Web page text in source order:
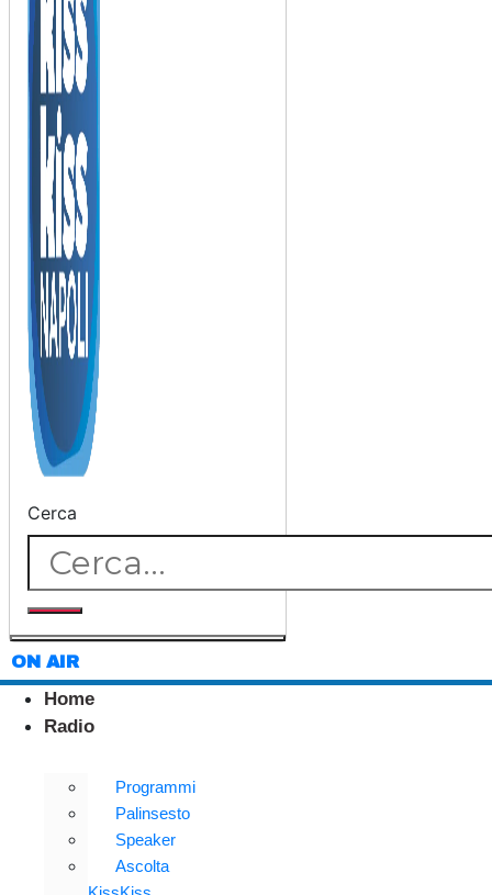
Cerca
ON AIR
Home
Radio
Programmi
Palinsesto
Speaker
Ascolta